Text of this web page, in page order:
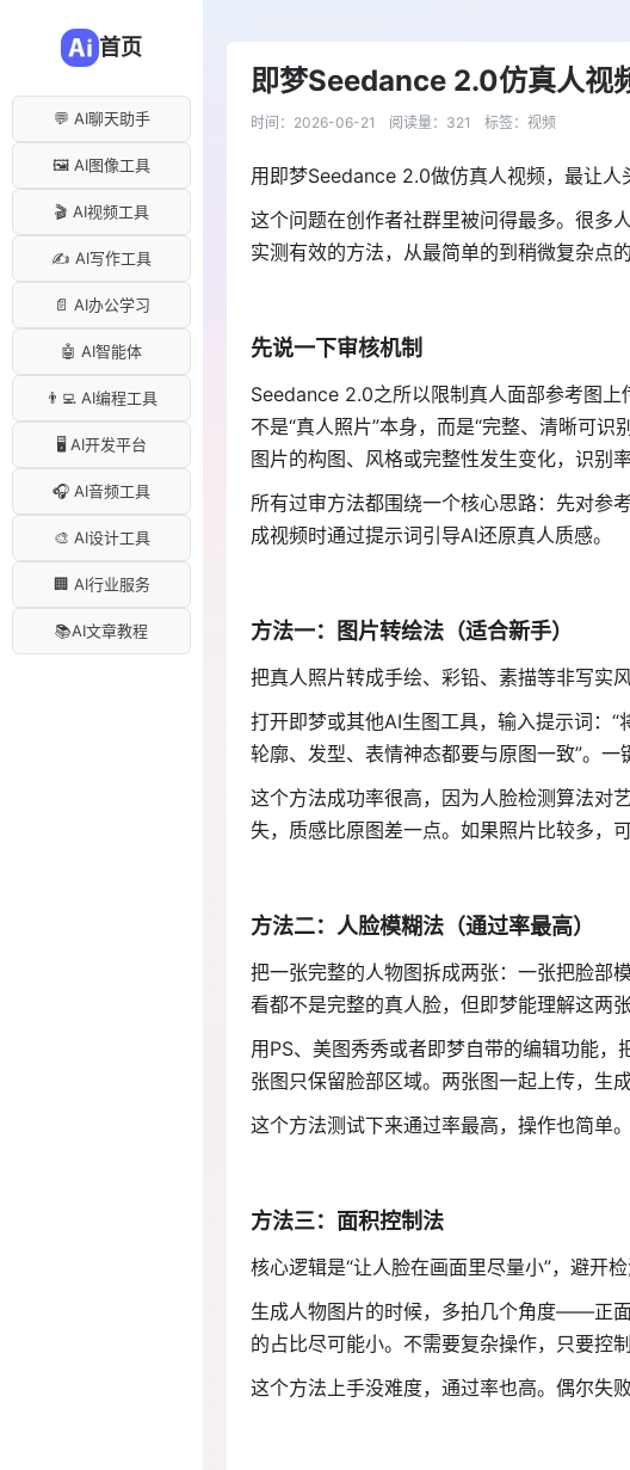
首页
💬 AI聊天助手
🖼️ AI图像工具
🎬 AI视频工具
✍️ AI写作工具
📄 AI办公学习
🤖 AI智能体
👨‍💻 AI编程工具
🖥️ AI开发平台
🎧 AI音频工具
🎨 AI设计工具
🏢 AI行业服务
📚AI文章教程
即梦Seedance 2.0仿真人视
时间：2026-06-21 阅读量：321 标签：视频
用即梦Seedance 2.0做仿真人视频，最让人
这个问题在创作者社群里被问得最多。很多
实测有效的方法，从最简单的到稍微复杂点
先说一下审核机制
Seedance 2.0之所以限制真人面部参考图
不是“真人照片”本身，而是“完整、清晰可识
图片的构图、风格或完整性发生变化，识别
所有过审方法都围绕一个核心思路：先对参
成视频时通过提示词引导AI还原真人质感。
方法一：图片转绘法（适合新手）
把真人照片转成手绘、彩铅、素描等非写实
打开即梦或其他AI生图工具，输入提示词：
轮廓、发型、表情神态都要与原图一致”。一
这个方法成功率很高，因为人脸检测算法对
失，质感比原图差一点。如果照片比较多，
方法二：人脸模糊法（通过率最高）
把一张完整的人物图拆成两张：一张把脸部
看都不是完整的真人脸，但即梦能理解这两
用PS、美图秀秀或者即梦自带的编辑功能
张图只保留脸部区域。两张图一起上传，生成
这个方法测试下来通过率最高，操作也简单
方法三：面积控制法
核心逻辑是“让人脸在画面里尽量小”，避开检
生成人物图片的时候，多拍几个角度——正
的占比尽可能小。不需要复杂操作，只要控制
这个方法上手没难度，通过率也高。偶尔失